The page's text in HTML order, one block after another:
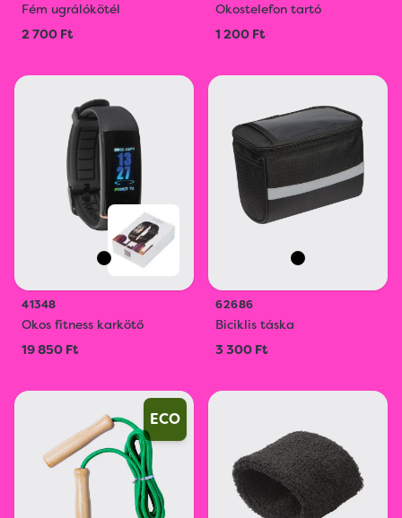
Fém ugrálókötél
2 700 Ft
Okostelefon tartó
1 200 Ft
41348
Okos fitness karkötő
19 850 Ft
62686
Biciklis táska
3 300 Ft
ECO